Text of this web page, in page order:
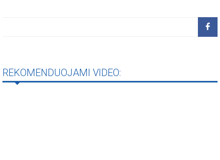
REKOMENDUOJAMI VIDEO: